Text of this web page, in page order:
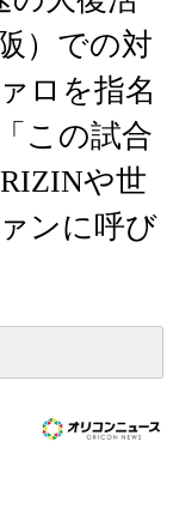
）での対
ロを指名
この試合
や世
ンに呼び